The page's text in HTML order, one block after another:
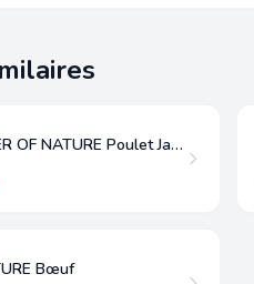
POWER OF NATURE Poulet Jambalaya
Bœuf